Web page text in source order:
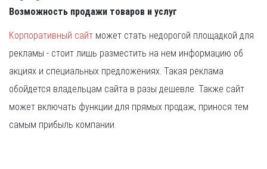
Возможность продажи товаров и услуг
Корпоративный сайт может стать недорогой площадкой для
рекламы - стоит лишь разместить на нем информацию об
акциях и специальных предложениях. Такая реклама
обойдется владельцам сайта в разы дешевле. Также сайт
может включать функции для прямых продаж, принося тем
самым прибыль компании.